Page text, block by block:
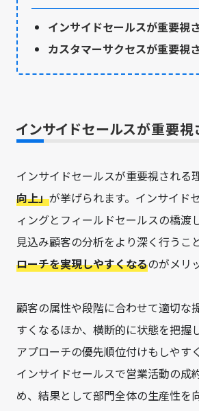
インサイドセールスが重要視
カスタマーサクセスが重要視
インサイドセールスが重要視
インサイドセールスが重要視される
向上」が挙げられます。インサイド
ィングとフィールドセールスの橋渡
見込み顧客の分析をより深く行うこと
ローチを実現しやすくなるのがメリ
顧客の属性や段階に合わせて適切な
すくなるほか、横断的に状態を把握
アプローチの優先順位付けもしやす
インサイドセールスで営業活動の成
め、結果として部門全体の生産性を